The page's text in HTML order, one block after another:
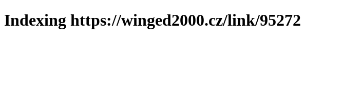
Indexing https://winged2000.cz/link/95272